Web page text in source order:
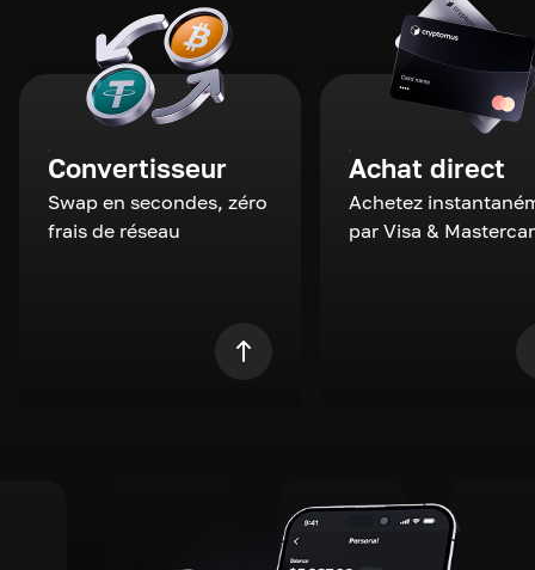
Convertisseur
Swap en secondes, zéro
frais de réseau
Achat direct
Achetez
par Visa &